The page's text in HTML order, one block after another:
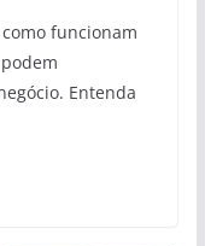
funcionam
Entenda